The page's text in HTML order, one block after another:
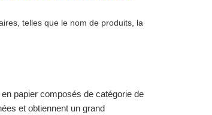
telles que le nom de produits, la
papier composés de catégorie de
et obtiennent un grand